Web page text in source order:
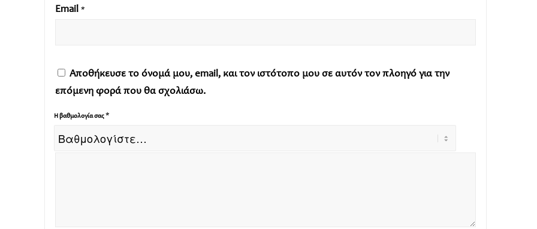
Email *
Αποθήκευσε το όνομά μου, email, και τον ιστότοπο μου σε αυτόν τον πλοηγό για την
επόμενη φορά που θα σχολιάσω.
Η βαθμολογία σας *